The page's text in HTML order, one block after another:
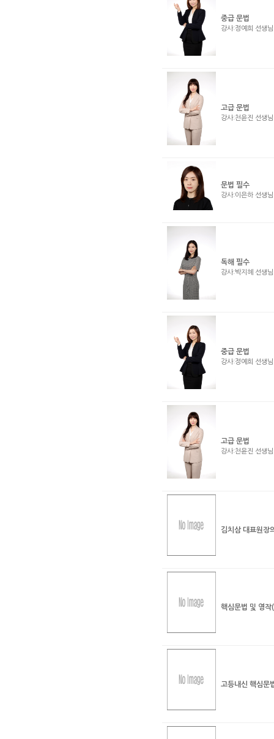
중급 문법
강사:정예희 선생
고급 문법
강사:천윤진 선생
문법 필수
강사:이은하 선생
독해 필수
강사:박지혜 선생
중급 문법
강사:정예희 선생
고급 문법
강사:천윤진 선생
김치삼 대표원장
핵심문법 및 영작
고등내신 핵심문